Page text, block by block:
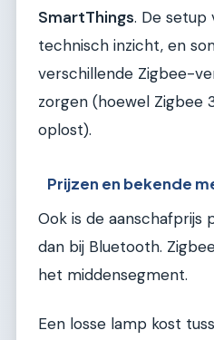
SmartThings. De
technisch inzicht, en
verschillende Zigbee-
zorgen (hoewel Zigbee
oplost).
Prijzen en bekende
Ook is de aanschafprijs
dan bij Bluetooth.
het middensegment.
Een losse lamp kost